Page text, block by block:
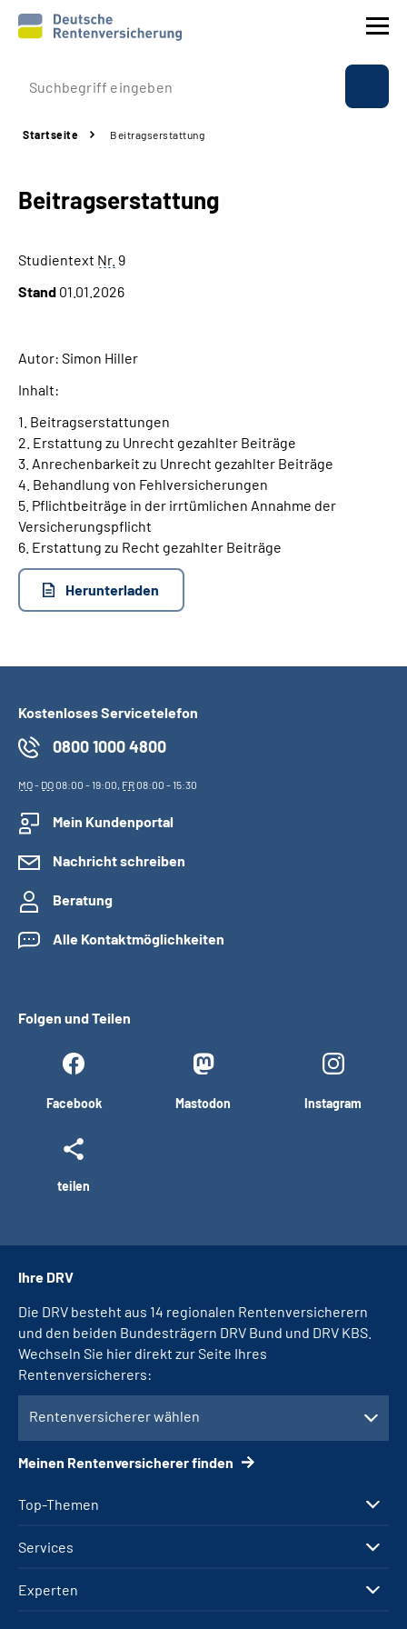
Prävention
Rente
Beratung & Kontakt
Experten
Über uns & Presse
Online-Services
Suche
Language
Inhalte in Gebärdensprache (DGS)
Leichte Sprache
Startseite Beitragserstattung
Beitragserstattung
Studientext Nr. 9
Stand 01.01.2026
Autor: Simon Hiller
Inhalt:
1. Beitragserstattungen
2. Erstattung zu Unrecht gezahlter Beiträge
3. Anrechenbarkeit zu Unrecht gezahlter Beiträge
4. Behandlung von Fehlversicherungen
5. Pflichtbeiträge in der irrtümlichen Annahme der
Versicherungspflicht
6. Erstattung zu Recht gezahlter Beiträge
Herunterladen
Kostenloses Servicetelefon
0800 1000 4800
MO- DO08:00 - 19:00, FR08:00 - 15:30
Mein Kundenportal
Nachricht schreiben
Beratung
Alle Kontaktmöglichkeiten
Folgen und Teilen
Facebook Mastodon Instagram
teilen
Top-Themen
Services
Experten
Ihre DRV
Die DRV besteht aus 14 regionalen Rentenversicherern
und den beiden Bundesträgern DRV Bund und DRV KBS.
Wechseln Sie hier direkt zur Seite Ihres
Rentenversicherers:
Rentenversicherer wählen
Meinen Rentenversicherer finden